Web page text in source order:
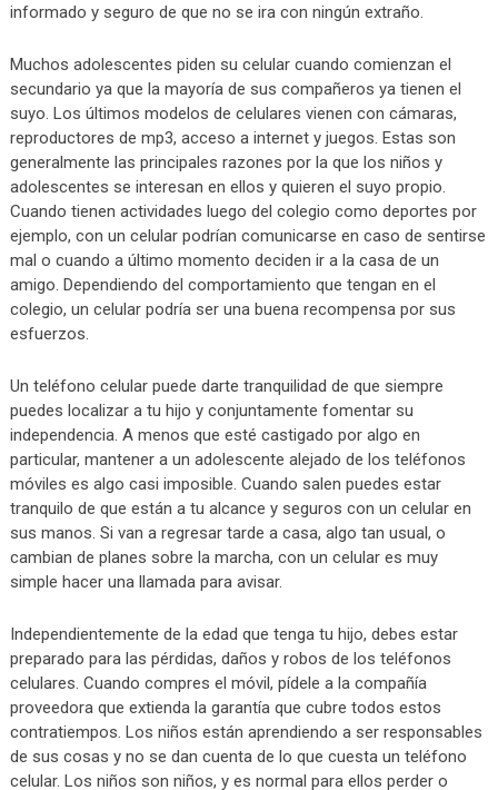
informado y seguro de que no se ira con ningún extraño.
Muchos adolescentes piden su celular cuando comienzan el
secundario ya que la mayoría de sus compañeros ya tienen el
suyo. Los últimos modelos de celulares vienen con cámaras,
reproductores de mp3, acceso a internet y juegos. Estas son
generalmente las principales razones por la que los niños y
adolescentes se interesan en ellos y quieren el suyo propio.
Cuando tienen actividades luego del colegio como deportes por
ejemplo, con un celular podrían comunicarse en caso de sentirse
mal o cuando a último momento deciden ir a la casa de un
amigo. Dependiendo del comportamiento que tengan en el
colegio, un celular podría ser una buena recompensa por sus
esfuerzos.
Un teléfono celular puede darte tranquilidad de que siempre
puedes localizar a tu hijo y conjuntamente fomentar su
independencia. A menos que esté castigado por algo en
particular, mantener a un adolescente alejado de los teléfonos
móviles es algo casi imposible. Cuando salen puedes estar
tranquilo de que están a tu alcance y seguros con un celular en
sus manos. Si van a regresar tarde a casa, algo tan usual, o
cambian de planes sobre la marcha, con un celular es muy
simple hacer una llamada para avisar.
Independientemente de la edad que tenga tu hijo, debes estar
preparado para las pérdidas, daños y robos de los teléfonos
celulares. Cuando compres el móvil, pídele a la compañía
proveedora que extienda la garantía que cubre todos estos
contratiempos. Los niños están aprendiendo a ser responsables
de sus cosas y no se dan cuenta de lo que cuesta un teléfono
celular. Los niños son niños, y es normal para ellos perder o